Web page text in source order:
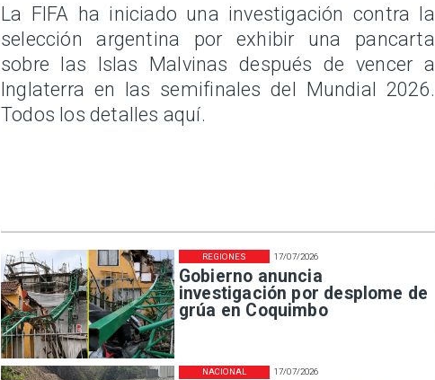
17/07/2026
Gobierno anuncia
investigación por desplome de
grúa en Coquimbo
REGIONES
17/07/2026
NACIONAL
La FIFA ha iniciado una investigación contra la
selección argentina por exhibir una pancarta
sobre las Islas Malvinas después de vencer a
Inglaterra en las semifinales del Mundial 2026.
Todos los detalles aquí.